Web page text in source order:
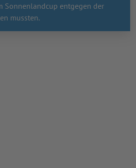
Sonnenlandcup entgegen der
mussten.